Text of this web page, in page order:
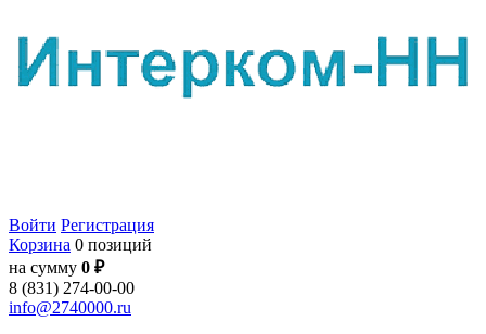
Войти Регистрация
Корзина 0 позиций
на сумму 0 ₽
8 (831) 274-00-00
info@2740000.ru